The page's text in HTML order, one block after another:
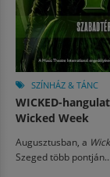
SZÍNHÁZ & TÁNC
WICKED-
Wicked Week
Augusztusban, a
Szeged több pontján...